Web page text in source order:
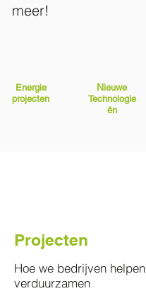
meer!
Energie
projecten
Nieuwe
Technologie
ën
Projecten
Hoe we bedrijven helpen
verduurzamen